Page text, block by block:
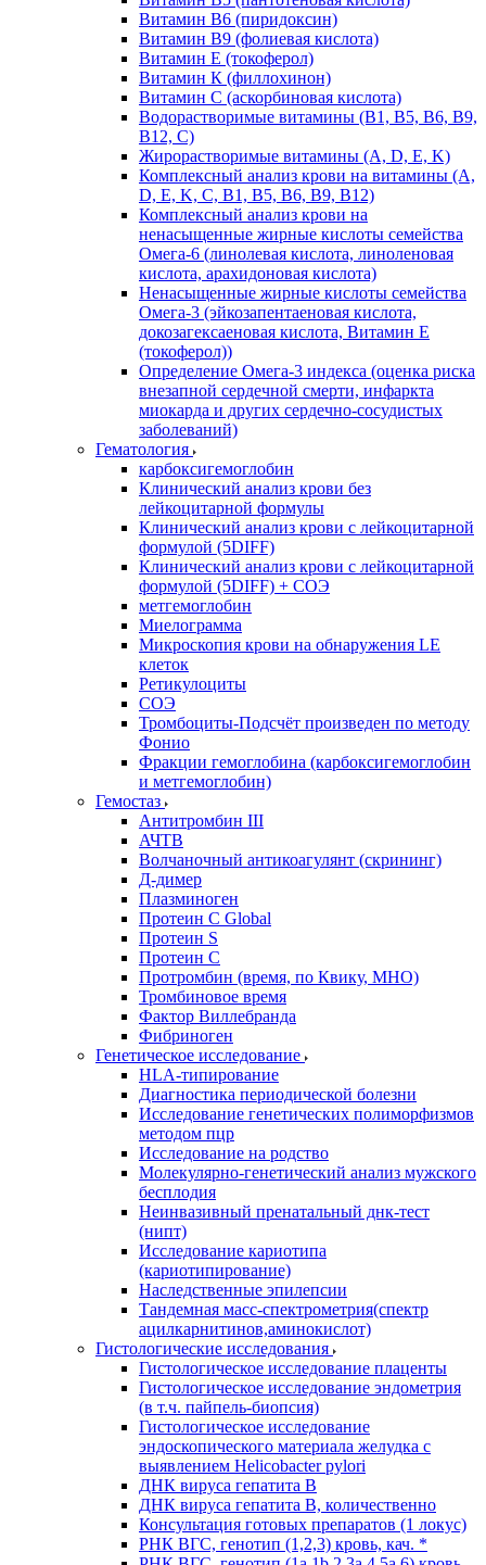
Витамин В6 (пиридоксин)
Витамин В9 (фолиевая кислота)
Витамин Е (токоферол)
Витамин К (филлохинон)
Витамин С (аскорбиновая кислота)
Водорастворимые витамины (B1, B5, B6, В9,
В12, С)
Жирорастворимые витамины (A, D, E, K)
Комплексный анализ крови на витамины (A,
D, E, K, C, B1, B5, B6, В9, B12)
Комплексный анализ крови на
ненасыщенные жирные кислоты семейства
Омега-6 (линолевая кислота, линоленовая
кислота, арахидоновая кислота)
Ненасыщенные жирные кислоты семейства
Омега-3 (эйкозапентаеновая кислота,
докозагексаеновая кислота, Витамин E
(токоферол))
Определение Омега-3 индекса (оценка риска
внезапной сердечной смерти, инфаркта
миокарда и других сердечно-сосудистых
заболеваний)
Гематология
карбоксигемоглобин
Клинический анализ крови без
лейкоцитарной формулы
Клинический анализ крови с лейкоцитарной
формулой (5DIFF)
Клинический анализ крови с лейкоцитарной
формулой (5DIFF) + СОЭ
метгемоглобин
Миелограмма
Микроскопия крови на обнаружения LE
клеток
Ретикулоциты
СОЭ
Тромбоциты-Подсчёт произведен по методу
Фонио
Фракции гемоглобина (карбоксигемоглобин
и метгемоглобин)
Гемостаз
Антитромбин III
АЧТВ
Волчаночный антикоагулянт (скрининг)
Д-димер
Плазминоген
Протеин C Global
Протеин S
Протеин С
Протромбин (время, по Квику, МНО)
Тромбиновое время
Фактор Виллебранда
Фибриноген
Генетическое исследование
HLA-типирование
Диагностика периодической болезни
Исследование генетических полиморфизмов
методом пцр
Исследование на родство
Молекулярно-генетический анализ мужского
бесплодия
Неинвазивный пренатальный днк-тест
(нипт)
Исследование кариотипа
(кариотипирование)
Наследственные эпилепсии
Тандемная масс-спектрометрия(спектр
ацилкарнитинов,аминокислот)
Гистологические исследования
Гистологическое исследование плаценты
Гистологическое исследование эндометрия
(в т.ч. пайпель-биопсия)
Гистологическое исследование
эндоскопического материала желудка с
выявлением Helicobacter pylori
ДНК вируса гепатита B
ДНК вируса гепатита B, количественно
Консультация готовых препаратов (1 локус)
РНК ВГC, генотип (1,2,3) кровь, кач. *